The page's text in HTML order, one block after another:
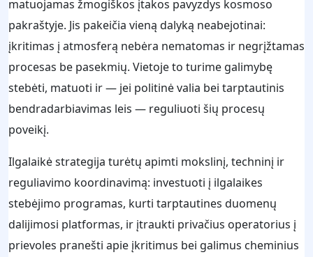
matuojamas žmogiškos įtakos pavyzdys kosmoso
pakraštyje. Jis pakeičia vieną dalyką neabejotinai:
įkritimas į atmosferą nebėra nematomas ir negrįžtamas
procesas be pasekmių. Vietoje to turime galimybę
stebėti, matuoti ir — jei politinė valia bei tarptautinis
bendradarbiavimas leis — reguliuoti šių procesų
poveikį.
Ilgalaikė strategija turėtų apimti mokslinį, techninį ir
reguliavimo koordinavimą: investuoti į ilgalaikes
stebėjimo programas, kurti tarptautines duomenų
dalijimosi platformas, ir įtraukti privačius operatorius į
prievoles pranešti apie įkritimus bei galimus cheminius